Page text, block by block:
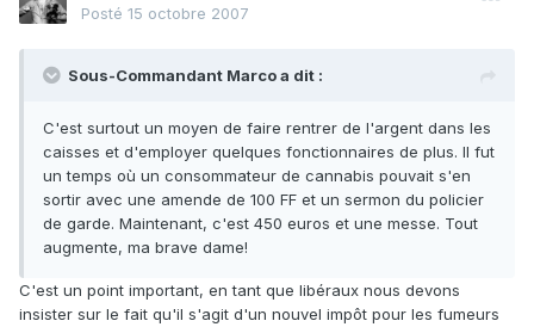
Posté 15 octobre 2007
Sous-Commandant Marco a dit :
C'est surtout un moyen de faire rentrer de l'argent dans les
caisses et d'employer quelques fonctionnaires de plus. Il fut
un temps où un consommateur de cannabis pouvait s'en
sortir avec une amende de 100 FF et un sermon du policier
de garde. Maintenant, c'est 450 euros et une messe. Tout
augmente, ma brave dame!
C'est un point important, en tant que libéraux nous devons
insister sur le fait qu'il s'agit d'un nouvel impôt pour les fumeurs